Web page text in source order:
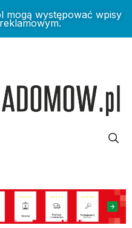
mogą występować wpisy